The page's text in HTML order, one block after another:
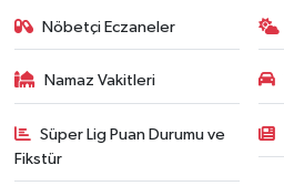
Nöbetçi Eczaneler
Namaz Vakitleri
Süper Lig Puan Durumu ve
Fikstür